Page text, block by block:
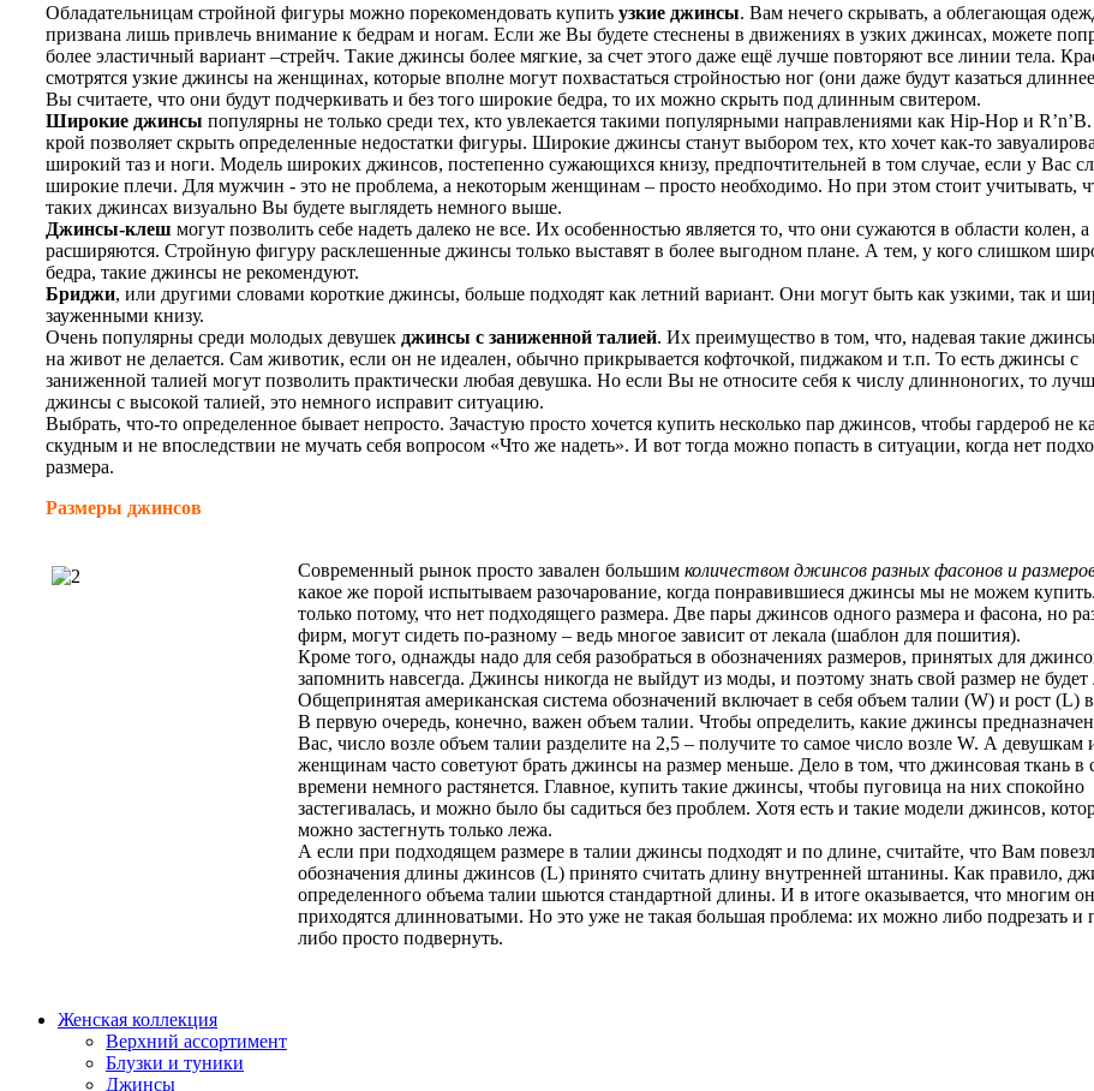
Обладательницам стройной фигуры можно порекомендовать купить узкие джинсы. Вам нечего скрывать, а облегающая
призвана лишь привлечь внимание к бедрам и ногам. Если же Вы будете стеснены в движениях в узких джинсах, можете
более эластичный вариант –стрейч. Такие джинсы более мягкие, за счет этого даже ещё лучше повторяют все линии тела.
смотрятся узкие джинсы на женщинах, которые вполне могут похвастаться стройностью ног (они даже будут казаться
Вы считаете, что они будут подчеркивать и без того широкие бедра, то их можно скрыть под длинным свитером.
Широкие джинсы популярны не только среди тех, кто увлекается такими популярными направлениями как Hip-Hop и
крой позволяет скрыть определенные недостатки фигуры. Широкие джинсы станут выбором тех, кто хочет как-то
широкий таз и ноги. Модель широких джинсов, постепенно сужающихся книзу, предпочтительней в том случае, если у Вас
широкие плечи. Для мужчин - это не проблема, а некоторым женщинам – просто необходимо. Но при этом стоит учитывать,
таких джинсах визуально Вы будете выглядеть немного выше.
Джинсы-клеш могут позволить себе надеть далеко не все. Их особенностью является то, что они сужаются в области колен,
расширяются. Стройную фигуру расклешенные джинсы только выставят в более выгодном плане. А тем, у кого слишком
бедра, такие джинсы не рекомендуют.
Бриджи, или другими словами короткие джинсы, больше подходят как летний вариант. Они могут быть как узкими, так и
зауженными книзу.
Очень популярны среди молодых девушек джинсы с заниженной талией. Их преимущество в том, что, надевая такие
на живот не делается. Сам животик, если он не идеален, обычно прикрывается кофточкой, пиджаком и т.п. То есть джинсы с
заниженной талией могут позволить практически любая девушка. Но если Вы не относите себя к числу длинноногих, то
джинсы с высокой талией, это немного исправит ситуацию.
Выбрать, что-то определенное бывает непросто. Зачастую просто хочется купить несколько пар джинсов, чтобы гардероб не
скудным и не впоследствии не мучать себя вопросом «Что же надеть». И вот тогда можно попасть в ситуации, когда нет
размера.
Размеры джинсов
Современный рынок просто завален большим количеством джинсов разных фасонов и
какое же порой испытываем разочарование, когда понравившиеся джинсы мы не можем
только потому, что нет подходящего размера. Две пары джинсов одного размера и фасона, но
фирм, могут сидеть по-разному – ведь многое зависит от лекала (шаблон для пошития).
Кроме того, однажды надо для себя разобраться в обозначениях размеров, принятых для
запомнить навсегда. Джинсы никогда не выйдут из моды, и поэтому знать свой размер не
Общепринятая американская система обозначений включает в себя объем талии (W) и рост (L)
В первую очередь, конечно, важен объем талии. Чтобы определить, какие джинсы
Вас, число возле объем талии разделите на 2,5 – получите то самое число возле W. А девушкам
женщинам часто советуют брать джинсы на размер меньше. Дело в том, что джинсовая ткань в
времени немного растянется. Главное, купить такие джинсы, чтобы пуговица на них спокойно
застегивалась, и можно было бы садиться без проблем. Хотя есть и такие модели джинсов,
можно застегнуть только лежа.
А если при подходящем размере в талии джинсы подходят и по длине, считайте, что Вам
обозначения длины джинсов (L) принято считать длину внутренней штанины. Как правило,
определенного объема талии шьются стандартной длины. И в итоге оказывается, что многим
приходятся длинноватыми. Но это уже не такая большая проблема: их можно либо подрезать и
либо просто подвернуть.
Женская коллекция
Верхний ассортимент
Блузки и туники
Джинсы